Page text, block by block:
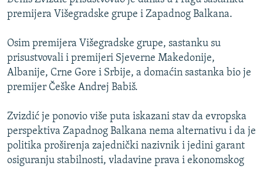
MOJA EVROPA
SVE KARTE DEJTONA
NASTANAK I RASPAD JUGOSLAVIJE
premijera Višegradske grupe i Zapadnog Balkana.
Osim premijera Višegradske grupe, sastanku su
prisustvovali i premijeri Sjeverne Makedonije,
Albanije, Crne Gore i Srbije, a domaćin sastanka bio je
premijer Češke Andrej Babiš.
Zvizdić je ponovio više puta iskazani stav da evropska
perspektiva Zapadnog Balkana nema alternativu i da je
politika proširenja zajednički nazivnik i jedini garant
osiguranju stabilnosti, vladavine prava i ekonomskog